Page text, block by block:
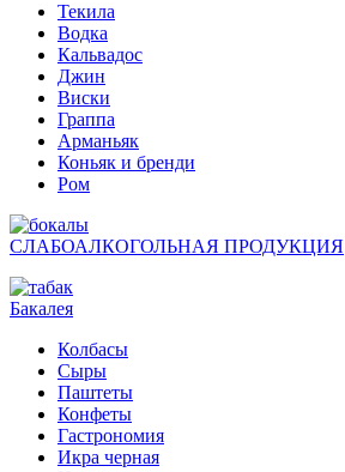
Текила
Водка
Кальвадос
Джин
Виски
Граппа
Арманьяк
Коньяк и бренди
Ром
СЛАБОАЛКОГОЛЬНАЯ ПРОДУКЦИЯ
Бакалея
Колбасы
Сыры
Паштеты
Конфеты
Гастрономия
Икра черная